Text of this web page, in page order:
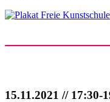
15.11.2021 // 17:30-